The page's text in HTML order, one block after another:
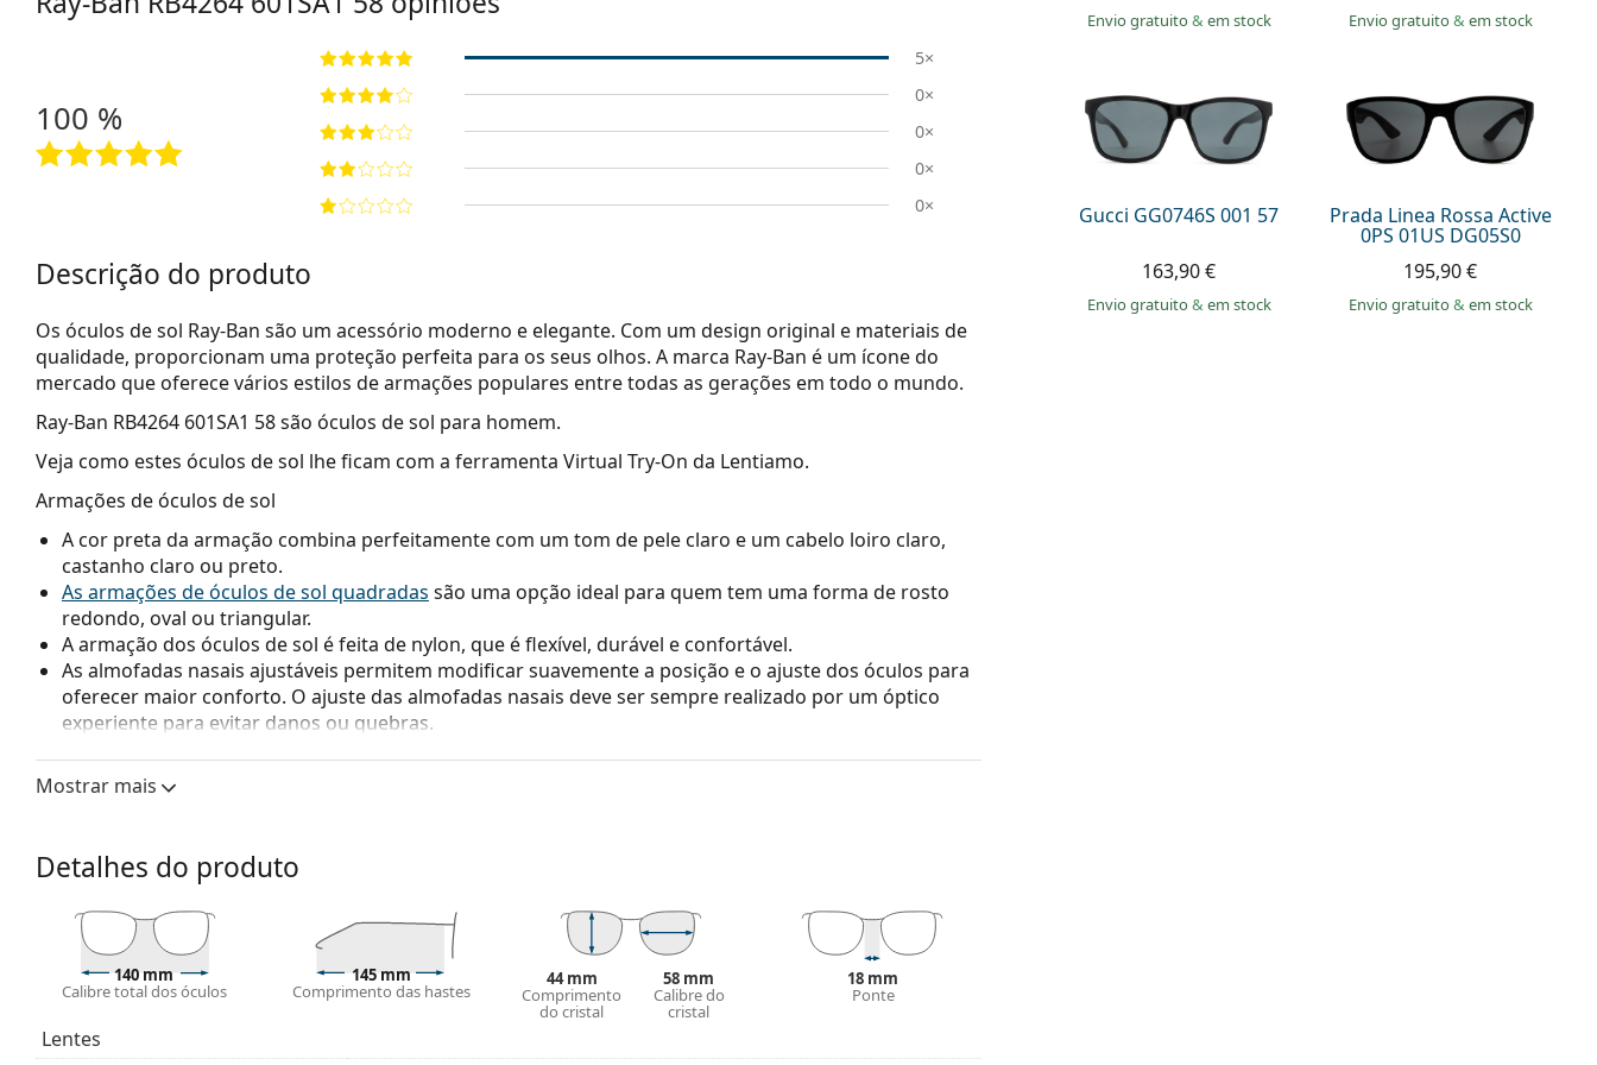
Envio gratuito& em stock Envio gratuito& em stock
Gucci GG0746S 001 57
163,90 €
Envio gratuito& em stock
Prada Linea Rossa Active
0PS 01US DG05S0
195,90 €
Envio gratuito& em stock
100 %
5×
0×
0×
0×
0×
Descrição do produto
Os óculos de sol Ray-Ban são um acessório moderno e elegante. Com um design original e materiais de
qualidade, proporcionam uma proteção perfeita para os seus olhos. A marca Ray-Ban é um ícone do
mercado que oferece vários estilos de armações populares entre todas as gerações em todo o mundo.
Ray-Ban RB4264 601SA1 58são óculos de sol para homem.
Veja como estes óculos de sol lhe ficam com a ferramenta Virtual Try-On da Lentiamo.
Armações de óculos de sol
A cor preta da armação combina perfeitamente com um tom de pele claro e um cabelo loiro claro,
castanho claro ou preto.
As armações de óculos de sol quadradas são uma opção ideal para quem tem uma forma de rosto
redondo, oval ou triangular.
A armação dos óculos de sol é feita de nylon, que é flexível, durável e confortável.
As almofadas nasais ajustáveis permitem modificar suavemente a posição e o ajuste dos óculos para
oferecer maior conforto. O ajuste das almofadas nasais deve ser sempre realizado por um óptico
experiente para evitar danos ou quebras.
Lentes de óculos de sol
As lentes azuis melhoram o contraste e minimizam os reflexos da luz. Para os jogadores de ténis, as
As lentes são de plástico, cujas vantagens inegáveis são a leveza e a resistência a quebras.
Graças à tecnologia única das
eliminam os reflexos indesejados e protegem os olhos da radiação ultravioleta. Melhoram a
resolução, a profundidade de campo e o foco. Os
óculos de sol polarizados
filtram os reflexos
perigosos e a luz branca refletida. Por isso são especialmente adequados para condutores, ciclistas,
esquiadores e pescadores. Mas também são adequados como acessório de moda para o dia a dia.
das lentes caracteriza-se por uma superfície altamente refletora da lente. Reduz a
quantidade de luz que entra no olho. Esta capacidade torna os
Mostrar mais
Detalhes do produto
140 mm
Calibre total dos óculos
145 mm
Comprimento das hastes
44 mm
Comprimento
do cristal
58 mm
Calibre do
cristal
18 mm
Ponte
Lentes